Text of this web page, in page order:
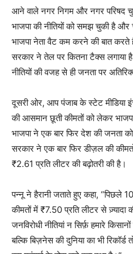
आने वाले नगर निगम और नगर परिषद
भाजपा की नीतियों को समझ चुकी है और
भाजपा नेता वैट कम करने की बात करते
सरकार ने तेल पर कितना टैक्स
नीतियों की वजह से ही जनता पर
दूसरी ओर, आप पंजाब के स्टेट मीडिया
की आसमान छूती कीमतों को लेकर
भाजपा ने एक बार फिर देश की जनता
सरकार ने एक बार फिर डीज़ल की
₹2.61 प्रति लीटर की बढ़ोतरी की है।
पन्नू ने हैरानी जताते हुए कहा, “पिछले
कीमतों में ₹7.50 प्रति लीटर से ज़्यादा
जनविरोधी नीतियां न सिर्फ़ हमारे
बल्कि बिज़नेस की दुनिया का भी